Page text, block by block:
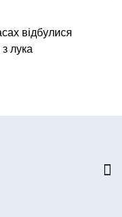
відбулися
з лука